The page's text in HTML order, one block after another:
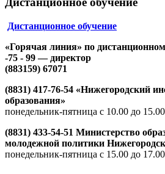
Дистанционное обучение
«Горячая линия» по
-75 - 99 — директор
(883159) 67071
(8831) 417-76-54 «Нижегородский
образования»
понедельник-пятница с 10.00 до 15.00
(8831) 433-54-51 Министерство
молодежной политики
понедельник-пятница с 15.00 до 17.00